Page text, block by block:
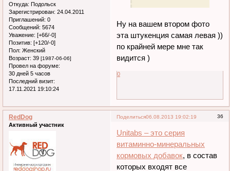
Откуда: Подольск
Зарегистрирован: 24.04.2011
Приглашений: 0
Сообщений: 5674
Уважение: [+66/-0]
Позитив: [+120/-0]
Пол: Женский
Возраст: 39 [1987-06-06]
Провел на форуме:
30 дней 5 часов
Последний визит:
17.11.2021 19:10:24
Ну на вашем втором фото
эта штукенция самая левая ))
по крайней мере мне так
видится )
0
Поделиться 36
06.08.2013 19:02:19
RedDog
Активный участник
Unitabs – это серия
витаминно-минеральных
кормовых добавок, в состав
которых входят все